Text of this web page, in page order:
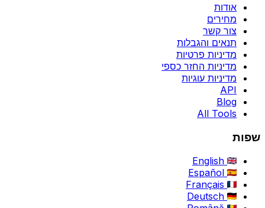
אודות
מחירים
צור קשר
תנאים והגבלות
מדיניות פרטיות
מדיניות החזר כספי
מדיניות עוגיות
API
Blog
All Tools
שפות